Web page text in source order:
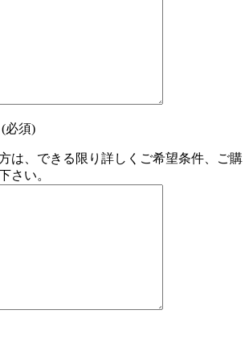
必須)
は、できる限り詳しくご希望条件、ご購
さい。